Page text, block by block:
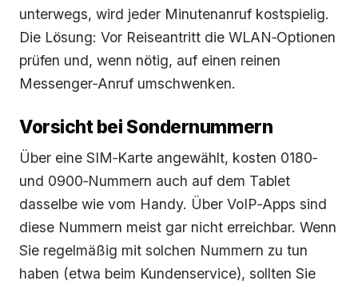
unterwegs, wird jeder Minutenanruf kostspielig.
Die Lösung: Vor Reiseantritt die WLAN‑Optionen
prüfen und, wenn nötig, auf einen reinen
Messenger‑Anruf umschwenken.
Vorsicht bei Sondernummern
Über eine SIM‑Karte angewählt, kosten 0180‑
und 0900‑Nummern auch auf dem Tablet
dasselbe wie vom Handy. Über VoIP‑Apps sind
diese Nummern meist gar nicht erreichbar. Wenn
Sie regelmäßig mit solchen Nummern zu tun
haben (etwa beim Kundenservice), sollten Sie